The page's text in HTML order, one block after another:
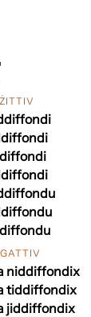
niddiffondix
tiddiffondix
jiddiffondix